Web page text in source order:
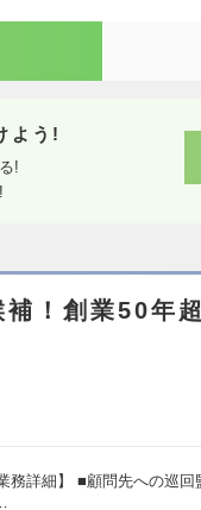
よう!
!
補！創業50年
務詳細】 ■顧問先への巡回